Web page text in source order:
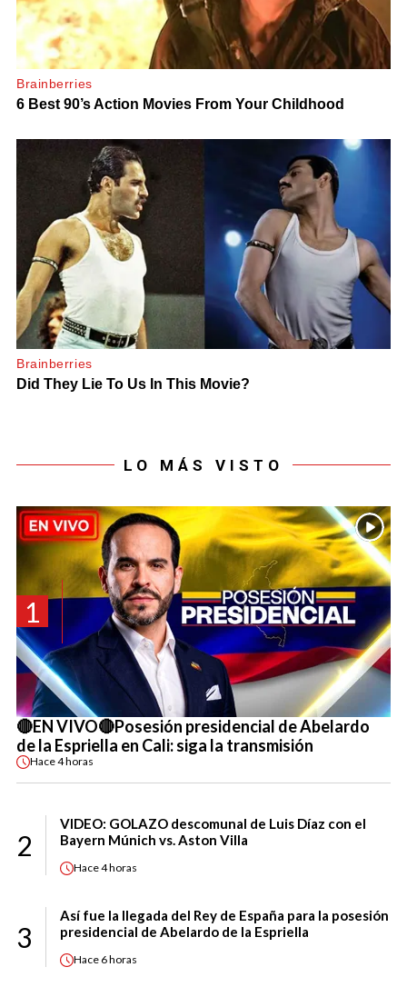
LO MÁS VISTO
1
🔴EN VIVO🔴Posesión presidencial de Abelardo
de la Espriella en Cali: siga la transmisión
Hace4 horas
2
VIDEO: GOLAZO descomunal de Luis Díaz con el
Bayern Múnich vs. Aston Villa
Hace4 horas
3
Así fue la llegada del Rey de España para la posesión
presidencial de Abelardo de la Espriella
Hace 6 horas